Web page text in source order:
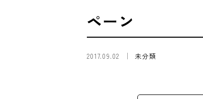
ペーン
2017.09.02 未分類